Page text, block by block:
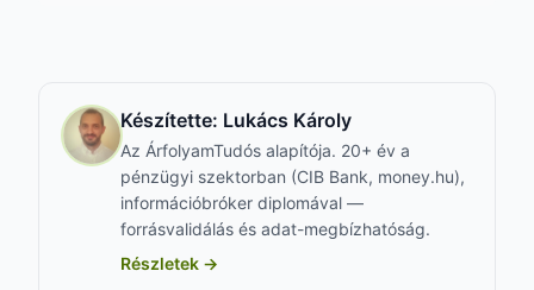
Készítette: Lukács Károly
Az ÁrfolyamTudós alapítója. 20+ év a
pénzügyi szektorban (CIB Bank, money.hu),
információbróker diplomával —
forrásvalidálás és adat-megbízhatóság.
Részletek →